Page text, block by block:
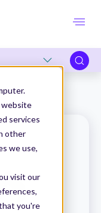
website
services
other
we use,
visit our
you're